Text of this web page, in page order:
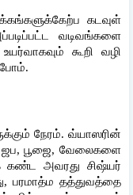
கடவுள்
வடிவங்களை
கூறி வழி
நேரம். வ்யாஸரின்
ஜப, பூஜை, வேலைகளை
கண்ட அவரது சிஷ்யர்
பரமாத்ம தத்துவத்தை